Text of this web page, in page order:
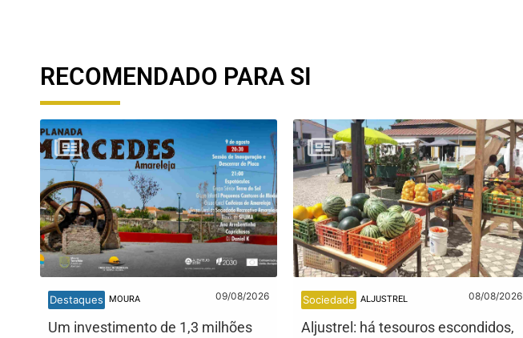
RECOMENDADO PARA SI
Destaques MOURA 09/08/2026
Um investimento de 1,3 milhões
Sociedade ALJUSTREL 08/08/2026
Aljustrel: há tesouros escondidos,